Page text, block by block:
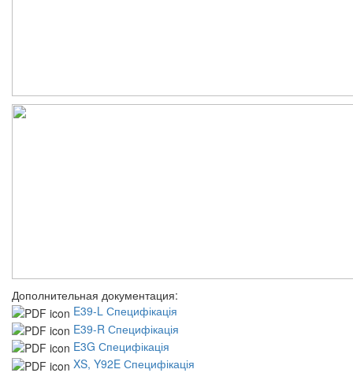
Дополнительная документация:
E39-L Специфікація
E39-R Специфікація
E3G Специфікація
XS, Y92E Специфікація